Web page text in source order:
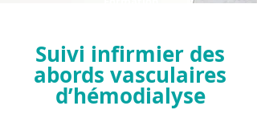
Suivi infirmier des
abords vasculaires
d’hémodialyse